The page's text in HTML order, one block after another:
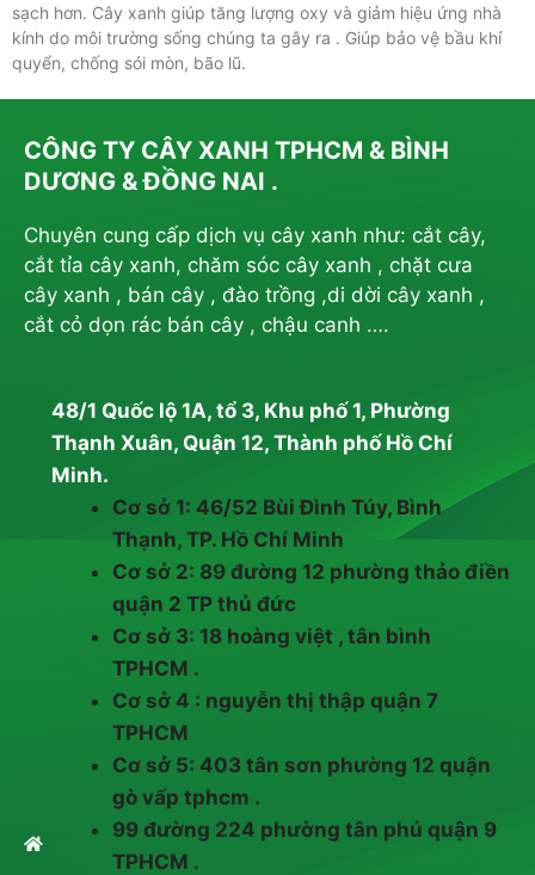
sạch hơn. Cây xanh giúp tăng lượng oxy và giảm hiệu ứng nhà
kính do môi trường sống chúng ta gây ra . Giúp bảo vệ bầu khí
quyển, chống sói mòn, bão lũ.
CÔNG TY CÂY XANH TPHCM & BÌNH
DƯƠNG & ĐỒNG NAI .
Chuyên cung cấp dịch vụ cây xanh như: cắt cây,
cắt tỉa cây xanh, chăm sóc cây xanh , chặt cưa
cây xanh , bán cây , đào trồng ,di dời cây xanh ,
cắt cỏ dọn rác bán cây , chậu canh ….
48/1 Quốc lộ 1A, tổ 3, Khu phố 1, Phường
Thạnh Xuân, Quận 12, Thành phố Hồ Chí
Minh.
Cơ sở 1: 46/52 Bùi Đình Túy, Bình
Thạnh, TP. Hồ Chí Minh
Cơ sở 2: 89 đường 12 phường thảo điền
quận 2 TP thủ đức
Cơ sở 3: 18 hoàng việt , tân bình
TPHCM .
Cơ sở 4 : nguyễn thị thập quận 7
TPHCM
Cơ sở 5: 403 tân sơn phường 12 quận
gò vấp tphcm .
99 đường 224 phường tân phú quận 9
TPHCM .